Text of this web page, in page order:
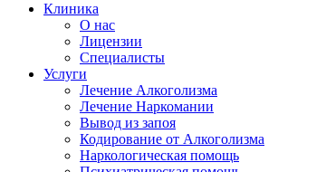
Клиника
О нас
Лицензии
Специалисты
Услуги
Лечение Алкоголизма
Лечение Наркомании
Вывод из запоя
Кодирование от Алкоголизма
Наркологическая помощь